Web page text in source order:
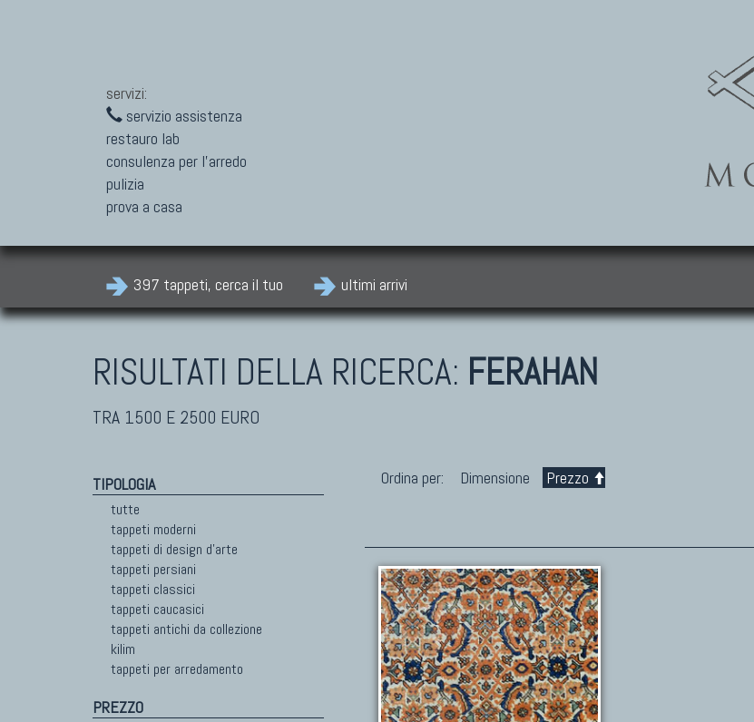
servizi:
servizio assistenza
restauro lab
consulenza per l'arredo
pulizia
prova a casa
397 tappeti, cerca il tuo ultimi arrivi
RISULTATI DELLA RICERCA: FERAHAN
TRA 1500 E 2500 EURO
TIPOLOGIA
tutte
tappeti moderni
tappeti di design d'arte
tappeti persiani
tappeti classici
tappeti caucasici
tappeti antichi da collezione
kilim
tappeti per arredamento
PREZZO
Ordina per: Dimensione Prezzo